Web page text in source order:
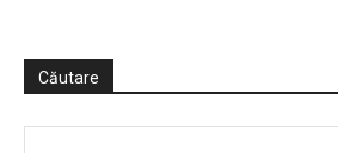
Căutare